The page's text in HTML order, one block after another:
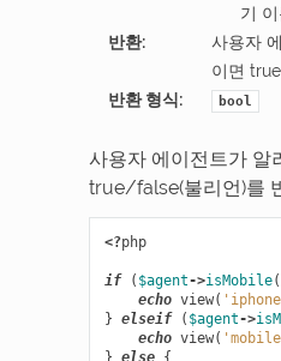
기
반환:
사용자
이면
반환 형식: bool
사용자 에이전트가 알
true/false(불리언)를
<?php
if ( $agent->isMobile(
echo view(
} elseif ( $agent->
echo view(
} else {